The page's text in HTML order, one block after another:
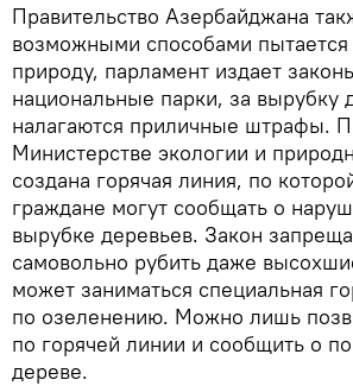
Правительство Азербайджана
возможными способами пытается
природу, парламент издает
национальные парки, за вырубку
налагаются приличные штрафы.
Министерстве экологии и
создана горячая линия, по
граждане могут сообщать о
вырубке деревьев. Закон
самовольно рубить даже
может заниматься специальная
по озеленению. Можно лишь
по горячей линии и сообщить о
дереве.